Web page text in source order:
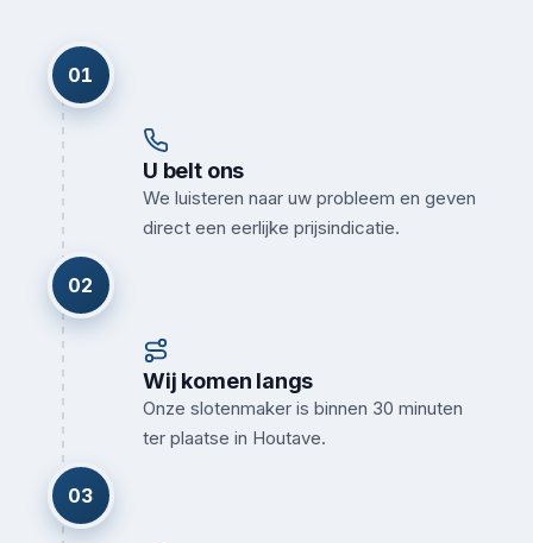
01
U belt ons
We luisteren naar uw probleem en geven
direct een eerlijke prijsindicatie.
02
Wij komen langs
Onze slotenmaker is binnen 30 minuten
ter plaatse in Houtave.
03